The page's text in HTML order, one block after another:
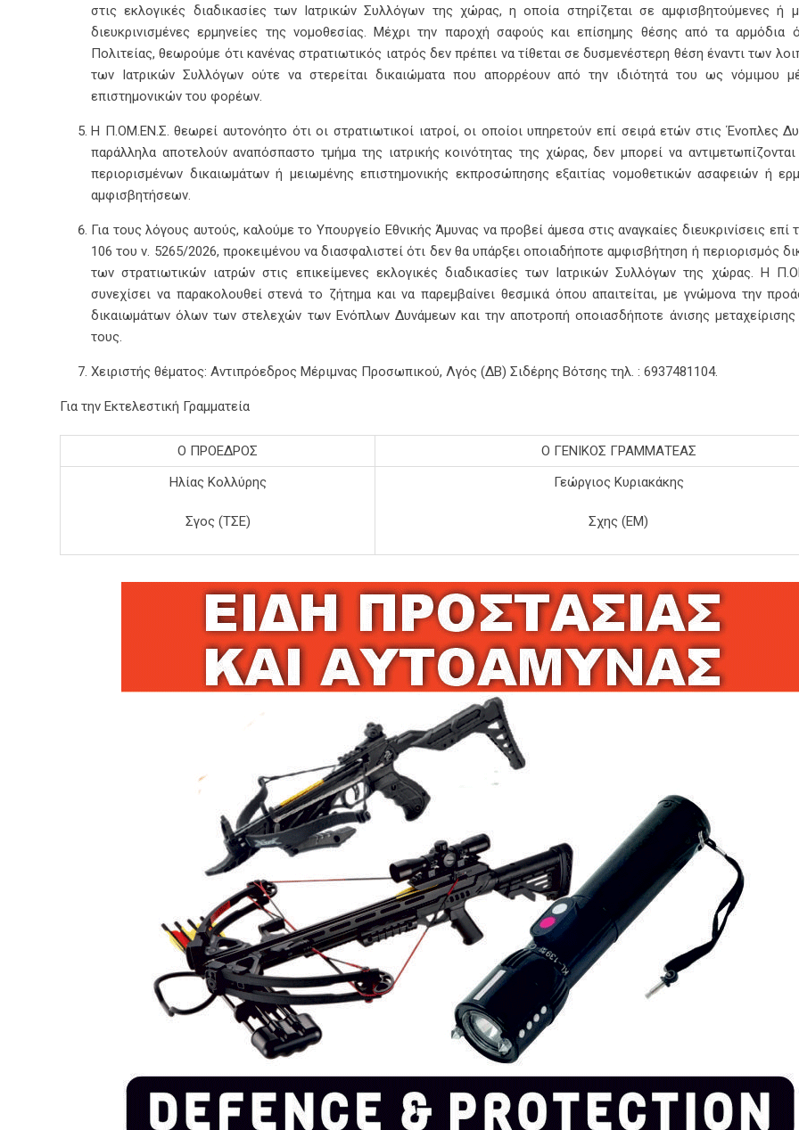
στις εκλογικές διαδικασίες των Ιατρικών Συλλόγων της χώρας, η οποία στηρίζεται σε αμφισβητούμενες ή
διευκρινισμένες ερμηνείες της νομοθεσίας. Μέχρι την παροχή σαφούς και επίσημης θέσης από τα αρμόδια
Πολιτείας, θεωρούμε ότι κανένας στρατιωτικός ιατρός δεν πρέπει να τίθεται σε δυσμενέστερη θέση έναντι των
των Ιατρικών Συλλόγων ούτε να στερείται δικαιώματα που απορρέουν από την ιδιότητά του ως νόμιμου
επιστημονικών του φορέων.
Η Π.ΟΜ.ΕΝ.Σ. θεωρεί αυτονόητο ότι οι στρατιωτικοί ιατροί, οι οποίοι υπηρετούν επί σειρά ετών στις Ένοπλες
παράλληλα αποτελούν αναπόσπαστο τμήμα της ιατρικής κοινότητας της χώρας, δεν μπορεί να
περιορισμένων δικαιωμάτων ή μειωμένης επιστημονικής εκπροσώπησης εξαιτίας νομοθετικών ασαφειών ή
αμφισβητήσεων.
Για τους λόγους αυτούς, καλούμε το Υπουργείο Εθνικής Άμυνας να προβεί άμεσα στις αναγκαίες διευκρινίσεις επί
106 του ν. 5265/2026, προκειμένου να διασφαλιστεί ότι δεν θα υπάρξει οποιαδήποτε αμφισβήτηση ή περιορισμός
των στρατιωτικών ιατρών στις επικείμενες εκλογικές διαδικασίες των Ιατρικών Συλλόγων της χώρας. Η
συνεχίσει να παρακολουθεί στενά το ζήτημα και να παρεμβαίνει θεσμικά όπου απαιτείται, με γνώμονα την
δικαιωμάτων όλων των στελεχών των Ενόπλων Δυνάμεων και την αποτροπή οποιασδήποτε άνισης μεταχείρισης
τους.
Χειριστής θέματος: Αντιπρόεδρος Μέριμνας Προσωπικού, Λγός (ΔΒ) Σιδέρης Βότσης τηλ. : 6937481104.
Για την Εκτελεστική Γραμματεία
Ο ΠΡΟΕΔΡΟΣ
Ο ΓΕΝΙΚΟΣ ΓΡΑΜΜΑΤΕΑΣ
Ηλίας Κολλύρης
Σγος (ΤΣΕ)
Γεώργιος Κυριακάκης
Σχης (ΕΜ)